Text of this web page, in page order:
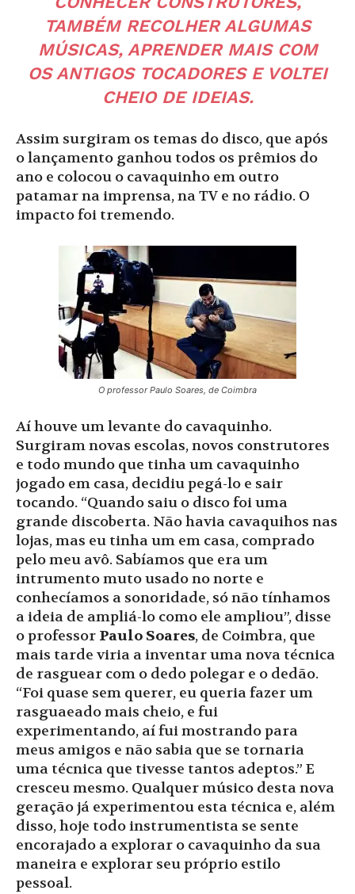
TAMBÉM RECOLHER ALGUMAS
MÚSICAS, APRENDER MAIS COM
OS ANTIGOS TOCADORES E VOLTEI
CHEIO DE IDEIAS.
Assim surgiram os temas do disco, que após
o lançamento ganhou todos os prêmios do
ano e colocou o cavaquinho em outro
patamar na imprensa, na TV e no rádio. O
impacto foi tremendo.
O professor Paulo Soares, de Coimbra
Aí houve um levante do cavaquinho.
Surgiram novas escolas, novos construtores
e todo mundo que tinha um cavaquinho
jogado em casa, decidiu pegá-lo e sair
tocando. “Quando saiu o disco foi uma
grande discoberta. Não havia cavaquihos nas
lojas, mas eu tinha um em casa, comprado
pelo meu avô. Sabíamos que era um
intrumento muto usado no norte e
conhecíamos a sonoridade, só não tínhamos
a ideia de ampliá-lo como ele ampliou”, disse
o professor Paulo Soares, de Coimbra, que
mais tarde viria a inventar uma nova técnica
de rasguear com o dedo polegar e o dedão.
“Foi quase sem querer, eu queria fazer um
rasguaeado mais cheio, e fui
experimentando, aí fui mostrando para
meus amigos e não sabia que se tornaria
uma técnica que tivesse tantos adeptos.” E
cresceu mesmo. Qualquer músico desta nova
geração já experimentou esta técnica e, além
disso, hoje todo instrumentista se sente
encorajado a explorar o cavaquinho da sua
maneira e explorar seu próprio estilo
pessoal.